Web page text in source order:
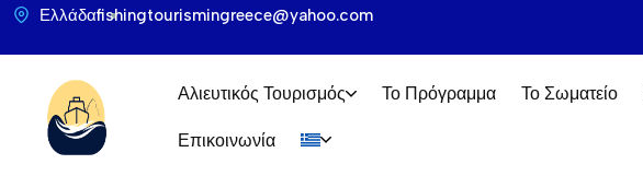
Ελλάδαfishingtourismingreece@yahoo.com
Αλιευτικός Τουρισμός Το Πρόγραμμα Το Σωματείο
Επικοινωνία